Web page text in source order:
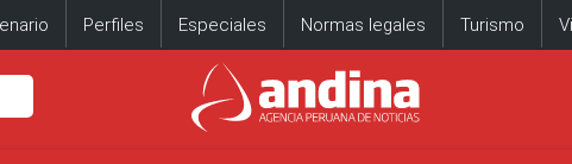
Perfiles Especiales Normas legales Turismo